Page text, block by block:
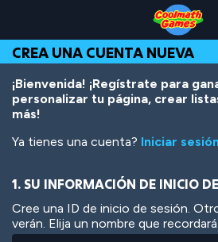
Top
of
Page
Navigation
Main
Content
Footer
contenido
principal
CREA UNA CUENTA NUEVA
¡Bienvenida! ¡Regístrate para
personalizar tu página, crear
más!
Ya tienes una cuenta? Iniciar
1. SU INFORMACIÓN DE INICIO
Cree una ID de inicio de sesión.
verán. Elija un nombre que recordará.